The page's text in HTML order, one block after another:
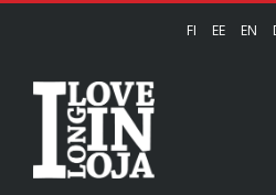
FI EE EN